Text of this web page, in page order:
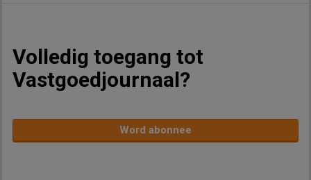
Volledig toegang tot
Vastgoedjournaal?
Word abonnee